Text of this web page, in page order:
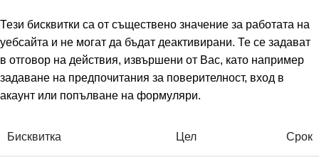
Тези бисквитки са от съществено значение за работата на
уебсайта и не могат да бъдат деактивирани. Те се задават
в отговор на действия, извършени от Вас, като например
задаване на предпочитания за поверителност, вход в
акаунт или попълване на формуляри.
Бисквитка Цел Срок